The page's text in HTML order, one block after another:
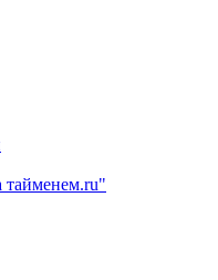
тайменем.ru"